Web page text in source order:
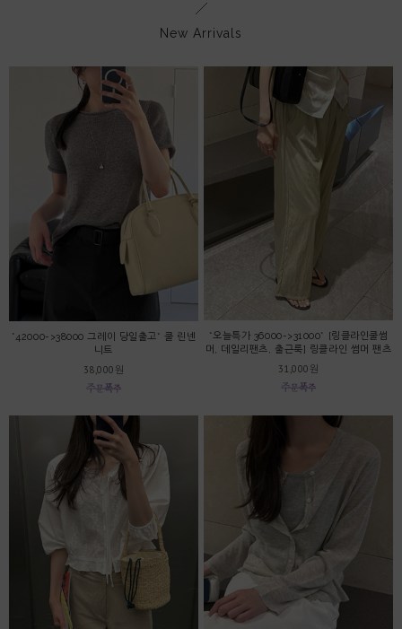
New Arrivals
*42000->38000 그레이 당일출고* 쿨 린넨
니트
38,000원
*오늘특가 36000->31000* [링클라인쿨썸
머, 데일리팬츠, 출근룩] 링클라인 썸머 팬츠
31,000원